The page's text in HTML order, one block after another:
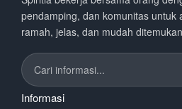
pendamping, dan komunitas untuk
ramah, jelas, dan mudah
Informasi